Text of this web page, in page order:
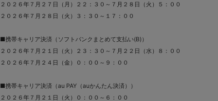
２０２６年７月２７日（月）２２：３０～７月２８日（火）５：００
２０２６年７月２８日（火）３：３０～１７：００
■携帯キャリア決済（ソフトバンクまとめて支払い(B)）
２０２６年７月２１日（火）２３：３０～７月２２日（水）８：００
２０２６年７月２４日（金）０：００～９：００
■携帯キャリア決済（au PAY（auかんたん決済））
２０２６年７月２１日（火）０：００～６：００